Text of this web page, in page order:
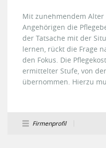
Mit zunehmendem
Angehörigen die
der Tatsache mit der
lernen, rückt die Frage
den Fokus. Die
ermittelter Stufe, von
übernommen. Hierzu
Firmenprofil